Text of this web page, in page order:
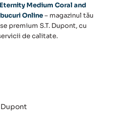
Medium Coral and
Online– magazinul tău
premium S.T. Dupont, cu
de calitate.
Dupont